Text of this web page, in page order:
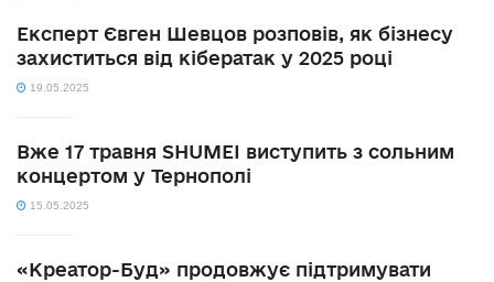
Експерт Євген Шевцов розповів, як бізнесу
захиститься від кібератак у 2025 році
19.05.2025
Вже 17 травня SHUMEI виступить з сольним
концертом у Тернополі
15.05.2025
«Креатор-Буд» продовжує підтримувати